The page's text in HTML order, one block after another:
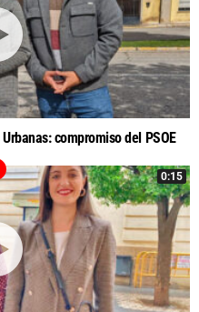
compromiso del PSOE
0:15